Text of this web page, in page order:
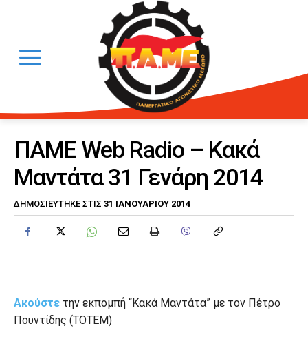
ΠΑΜΕ Web Radio – Κακά
Μαντάτα 31 Γενάρη 2014
ΔΗΜΟΣΙΕΎΤΗΚΕ ΣΤΙΣ 31 ΙΑΝΟΥΑΡΊΟΥ 2014
Ακούστε την εκπομπή “Κακά Μαντάτα” με τον Πέτρο
Πουντίδης (ΤΟΤΕΜ)